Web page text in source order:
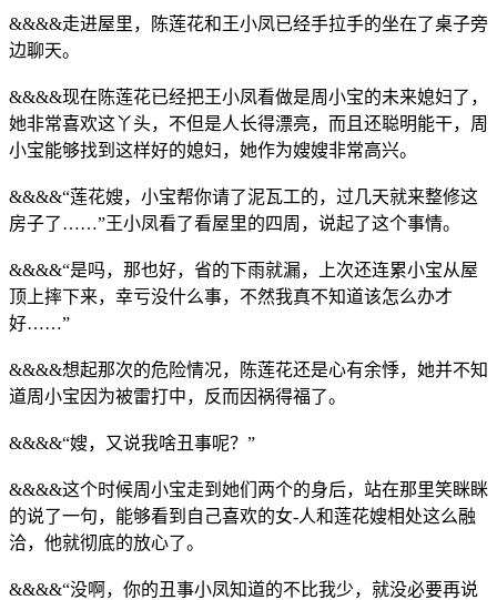
&&&&走进屋里，陈莲花和王小凤已经手拉手的坐在了桌子旁
边聊天。
&&&&现在陈莲花已经把王小凤看做是周小宝的未来媳妇了，
她非常喜欢这丫头，不但是人长得漂亮，而且还聪明能干，周
小宝能够找到这样好的媳妇，她作为嫂嫂非常高兴。
&&&&“莲花嫂，小宝帮你请了泥瓦工的，过几天就来整修这
房子了……”王小凤看了看屋里的四周，说起了这个事情。
&&&&“是吗，那也好，省的下雨就漏，上次还连累小宝从屋
顶上摔下来，幸亏没什么事，不然我真不知道该怎么办才
好……”
&&&&想起那次的危险情况，陈莲花还是心有余悸，她并不知
道周小宝因为被雷打中，反而因祸得福了。
&&&&“嫂，又说我啥丑事呢？”
&&&&这个时候周小宝走到她们两个的身后，站在那里笑眯眯
的说了一句，能够看到自己喜欢的女-人和莲花嫂相处这么融
洽，他就彻底的放心了。
&&&&“没啊，你的丑事小凤知道的不比我少，就没必要再说